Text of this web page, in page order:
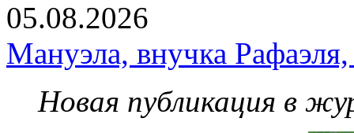
05.08.2026
Мануэла, внучка
Новая публикация в